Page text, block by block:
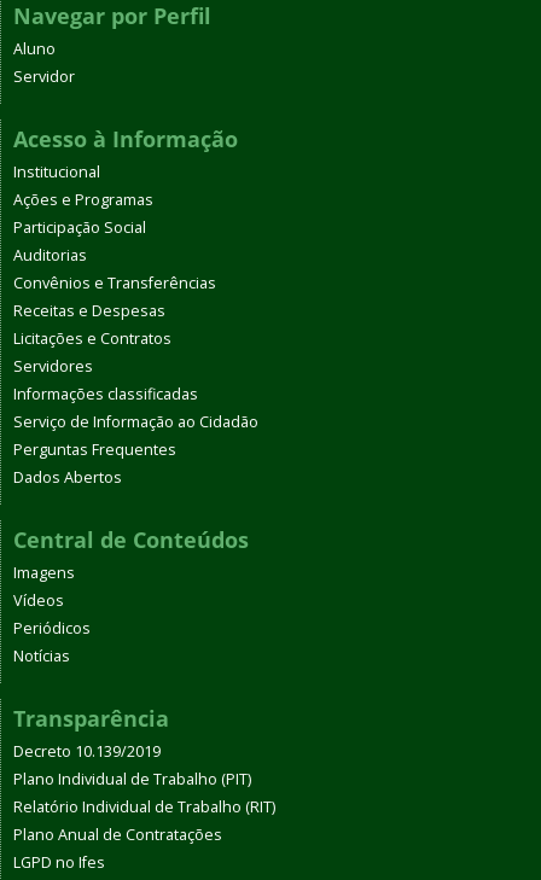
Navegar por Perfil
Aluno
Servidor
Acesso à Informação
Institucional
Ações e Programas
Participação Social
Auditorias
Convênios e Transferências
Receitas e Despesas
Licitações e Contratos
Servidores
Informações classificadas
Serviço de Informação ao Cidadão
Perguntas Frequentes
Dados Abertos
Central de Conteúdos
Imagens
Vídeos
Periódicos
Notícias
Transparência
Decreto 10.139/2019
Plano Individual de Trabalho (PIT)
Relatório Individual de Trabalho (RIT)
Plano Anual de Contratações
LGPD no Ifes